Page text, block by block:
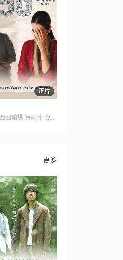
正片
主演:维杰·西图帕提,特丽莎·克里斯南
更多